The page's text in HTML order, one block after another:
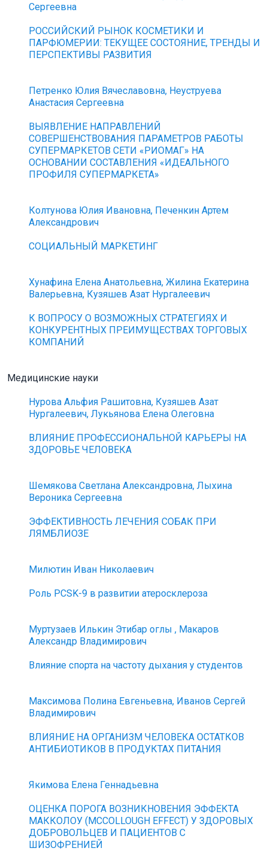
Сергеевна
РОССИЙСКИЙ РЫНОК КОСМЕТИКИ И
ПАРФЮМЕРИИ: ТЕКУЩЕЕ СОСТОЯНИЕ, ТРЕНДЫ И
ПЕРСПЕКТИВЫ РАЗВИТИЯ
Петренко Юлия Вячеславовна, Неуструева
Анастасия Сергеевна
ВЫЯВЛЕНИЕ НАПРАВЛЕНИЙ
СОВЕРШЕНСТВОВАНИЯ ПАРАМЕТРОВ РАБОТЫ
СУПЕРМАРКЕТОВ СЕТИ «РИОМАГ» НА
ОСНОВАНИИ СОСТАВЛЕНИЯ «ИДЕАЛЬНОГО
ПРОФИЛЯ СУПЕРМАРКЕТА»
Колтунова Юлия Ивановна, Печенкин Артем
Александрович
СОЦИАЛЬНЫЙ МАРКЕТИНГ
Хунафина Елена Анатольевна, Жилина Екатерина
Валерьевна, Кузяшев Азат Нургалеевич
К ВОПРОСУ О ВОЗМОЖНЫХ СТРАТЕГИЯХ И
КОНКУРЕНТНЫХ ПРЕИМУЩЕСТВАХ ТОРГОВЫХ
КОМПАНИЙ
Медицинские науки
Нурова Альфия Рашитовна, Кузяшев Азат
Нургалеевич, Лукьянова Елена Олеговна
ВЛИЯНИЕ ПРОФЕССИОНАЛЬНОЙ КАРЬЕРЫ НА
ЗДОРОВЬЕ ЧЕЛОВЕКА
Шемякова Светлана Александровна, Лыхина
Вероника Сергеевна
ЭФФЕКТИВНОСТЬ ЛЕЧЕНИЯ СОБАК ПРИ
ЛЯМБЛИОЗЕ
Милютин Иван Николаевич
Роль PCSK-9 в развитии атеросклероза
Муртузаев Илькин Этибар оглы , Макаров
Александр Владимирович
Влияние спорта на частоту дыхания у студентов
Максимова Полина Евгеньевна, Иванов Сергей
Владимирович
ВЛИЯНИЕ НА ОРГАНИЗМ ЧЕЛОВЕКА ОСТАТКОВ
АНТИБИОТИКОВ В ПРОДУКТАХ ПИТАНИЯ
Якимова Елена Геннадьевна
ОЦЕНКА ПОРОГА ВОЗНИКНОВЕНИЯ ЭФФЕКТА
МАККОЛОУ (MCCOLLOUGH EFFECT) У ЗДОРОВЫХ
ДОБРОВОЛЬЦЕВ И ПАЦИЕНТОВ С
ШИЗОФРЕНИЕЙ